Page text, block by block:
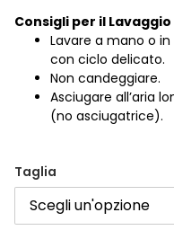
Consigli per il Lavaggio
Lavare a mano o
con ciclo delicato.
Non candeggiare.
Asciugare all’aria
(no asciugatrice).
Taglia